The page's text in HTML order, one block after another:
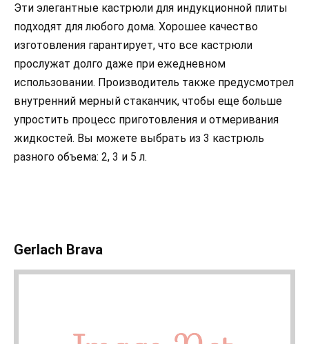
Эти элегантные кастрюли для индукционной плиты
подходят для любого дома. Хорошее качество
изготовления гарантирует, что все кастрюли
прослужат долго даже при ежедневном
использовании. Производитель также предусмотрел
внутренний мерный стаканчик, чтобы еще больше
упростить процесс приготовления и отмеривания
жидкостей. Вы можете выбрать из 3 кастрюль
разного объема: 2, 3 и 5 л.
Gerlach Brava